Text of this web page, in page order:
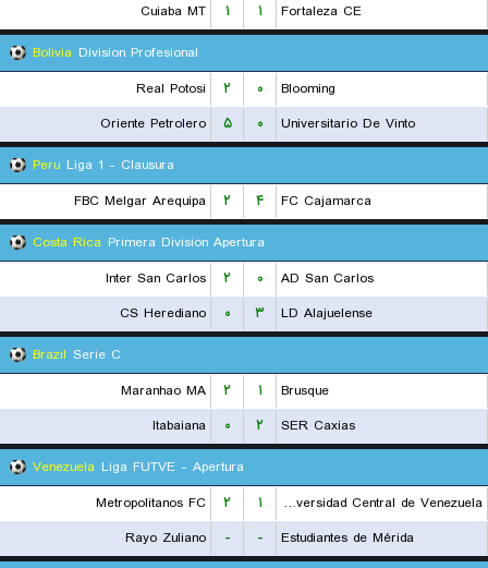
Cuiaba MT
۱ ۱
Fortaleza CE
Bolivia Division Profesional
Real Potosi
۲ ۰
Blooming
Oriente Petrolero
۵ ۰
Universitario De Vinto
Peru Liga 1 - Clausura
FBC Melgar Arequipa
۲ ۴
FC Cajamarca
Costa Rica Primera Division Apertura
Inter San Carlos
۲ ۰
AD San Carlos
CS Herediano
۰ ۳
LD Alajuelense
Brazil Serie C
Maranhao MA
۲ ۱
Brusque
Itabaiana
۰ ۲
SER Caxias
Venezuela Liga FUTVE - Apertura
Metropolitanos FC
۲ ۱
Universidad Central de Venezuela
Rayo Zuliano
- -
Estudiantes de Mérida